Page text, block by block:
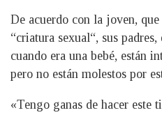
De acuerdo con la joven,
“criatura sexual“, sus
cuando era una bebé, están
pero no están molestos por
«Tengo ganas de hacer este